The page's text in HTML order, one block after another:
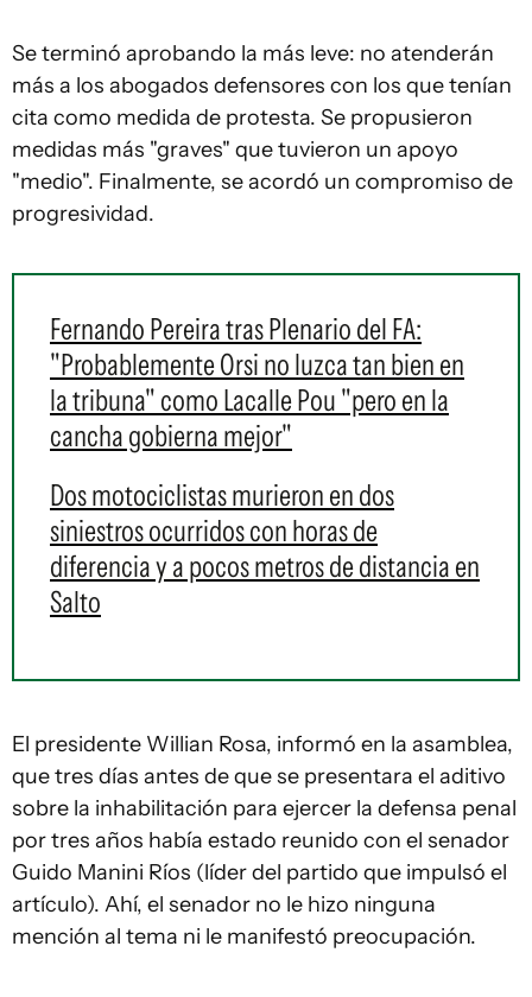
Se terminó aprobando la más leve: no atenderán
más a los abogados defensores con los que tenían
cita como medida de protesta. Se propusieron
medidas más "graves" que tuvieron un apoyo
"medio". Finalmente, se acordó un compromiso de
progresividad.
Fernando Pereira tras Plenario del FA:
"Probablemente Orsi no luzca tan bien en
la tribuna" como Lacalle Pou "pero en la
cancha gobierna mejor"
Dos motociclistas murieron en dos
siniestros ocurridos con horas de
diferencia y a pocos metros de distancia en
Salto
El presidente Willian Rosa, informó en la asamblea,
que tres días antes de que se presentara el aditivo
sobre la inhabilitación para ejercer la defensa penal
por tres años había estado reunido con el senador
Guido Manini Ríos (líder del partido que impulsó el
artículo). Ahí, el senador no le hizo ninguna
mención al tema ni le manifestó preocupación.